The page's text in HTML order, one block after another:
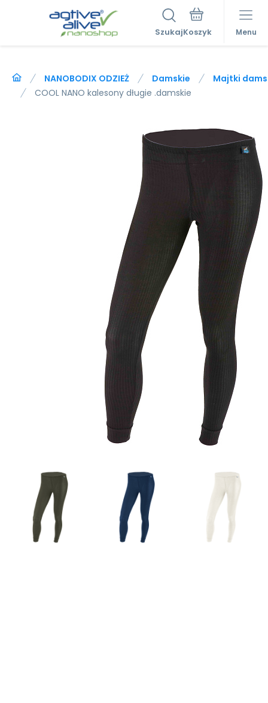
Szukaj Menu
NANOBODIX ODZIEŻ Damskie
Majtki
COOL NANO kalesony długie .damskie